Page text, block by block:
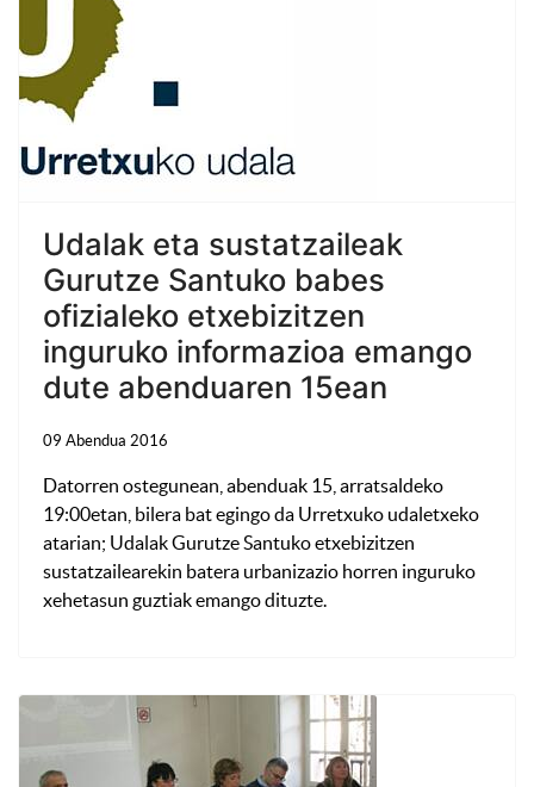
Udalak eta sustatzaileak
Gurutze Santuko babes
ofizialeko etxebizitzen
inguruko informazioa emango
dute abenduaren 15ean
09 Abendua 2016
Datorren ostegunean, abenduak 15, arratsaldeko
19:00etan, bilera bat egingo da Urretxuko udaletxeko
atarian; Udalak Gurutze Santuko etxebizitzen
sustatzailearekin batera urbanizazio horren inguruko
xehetasun guztiak emango dituzte.